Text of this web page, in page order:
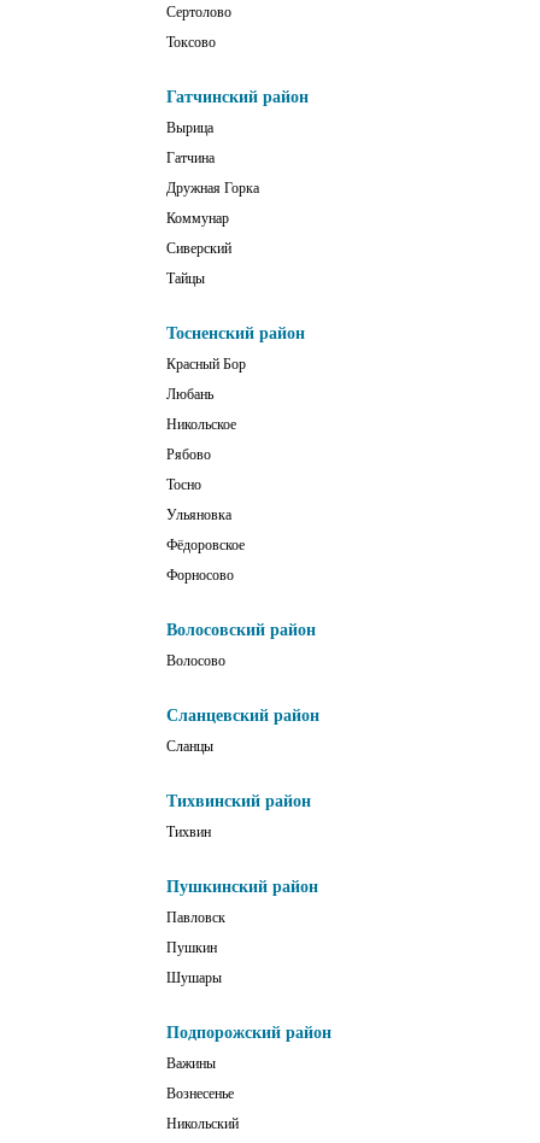
Сертолово
Токсово
Гатчинский район
Вырица
Гатчина
Дружная Горка
Коммунар
Сиверский
Тайцы
Тосненский район
Красный Бор
Любань
Никольское
Рябово
Тосно
Ульяновка
Фёдоровское
Форносово
Волосовский район
Волосово
Сланцевский район
Сланцы
Тихвинский район
Тихвин
Пушкинский район
Павловск
Пушкин
Шушары
Подпорожский район
Важины
Вознесенье
Никольский